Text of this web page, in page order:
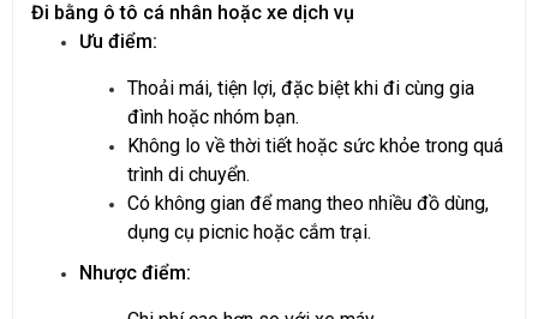
Đi bằng ô tô cá nhân hoặc xe dịch vụ
Ưu điểm:
Thoải mái, tiện lợi, đặc biệt khi đi cùng gia
đình hoặc nhóm bạn.
Không lo về thời tiết hoặc sức khỏe trong quá
trình di chuyển.
Có không gian để mang theo nhiều đồ dùng,
dụng cụ picnic hoặc cắm trại.
Nhược điểm: